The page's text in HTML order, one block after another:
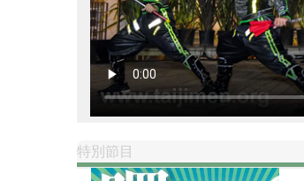
特別節目